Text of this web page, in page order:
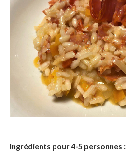
Ingrédients pour 4-5 personnes :​